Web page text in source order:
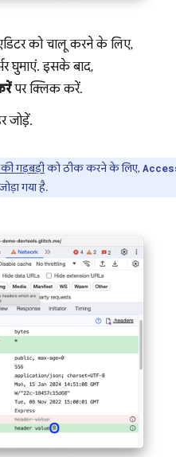
को चालू करने के लिए,
घुमाएं. इसके बाद,
पर क्लिक करें.
जोड़ें.
गड़बड़ीको ठीक करने के लिए,
गया है.